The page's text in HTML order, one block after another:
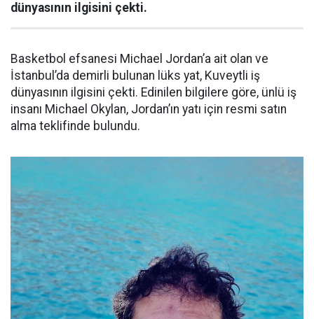
dünyasının ilgisini çekti.
Basketbol efsanesi Michael Jordan’a ait olan ve
İstanbul’da demirli bulunan lüks yat, Kuveytli iş
dünyasının ilgisini çekti. Edinilen bilgilere göre, ünlü iş
insanı Michael Okylan, Jordan’ın yatı için resmi satın
alma teklifinde bulundu.